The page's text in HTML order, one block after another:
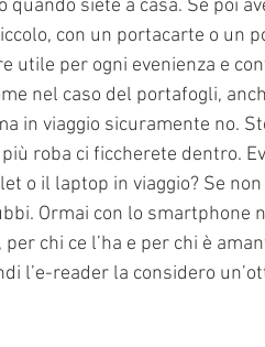
quando siete a casa. Se poi
con un portacarte o un
utile per ogni evenienza e
nel caso del portafogli,
in viaggio sicuramente no.
roba ci ficcherete dentro.
o il laptop in viaggio? Se
Ormai con lo smartphone
chi ce l’ha e per chi è
l’e-reader la considero